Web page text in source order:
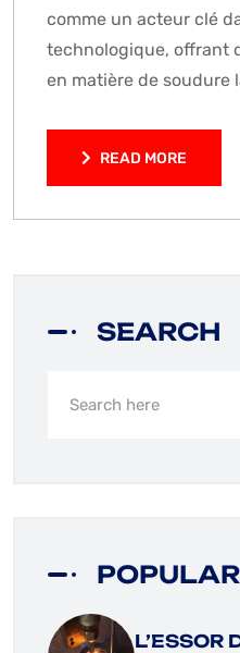
comme un acteur clé
technologique, offrant
en matière de soudure
READ MORE
SEARCH
L’ESSOR